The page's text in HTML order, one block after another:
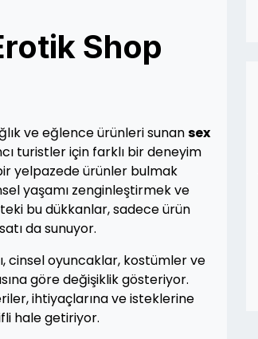
Shop
ve eğlence ürünleri sunansex
turistler için farklı bir deneyim
yelpazede ürünler bulmak
yaşamı zenginleştirmek ve
bu dükkanlar, sadece ürün
da sunuyor.
cinsel oyuncaklar, kostümler ve
göre değişiklik gösteriyor.
ihtiyaçlarına ve isteklerine
hale getiriyor.